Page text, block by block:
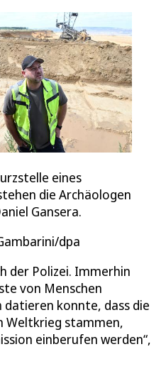
eines
die Archäologen
Gansera.
dpa
der Polizei. Immerhin
von Menschen
datieren konnte, dass die
Weltkrieg stammen,
einberufen werden“,